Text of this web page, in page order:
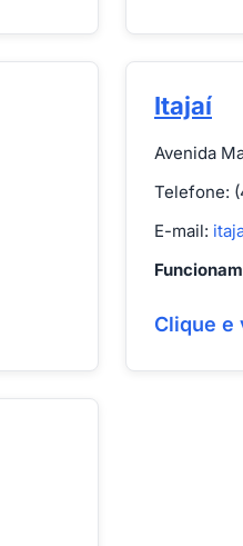
Itajaí
Avenida
Telefone:
E-mail:
Clique e